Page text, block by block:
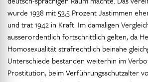
wurde 1938 mit 53,5 Prozent Jastimmen
und trat 1942 in Kraft. Im damaligen
ausserordentlich fortschrittlich gelten, da
Homosexualität strafrechtlich beinahe
Unterschiede bestanden weiterhin im
Prostitution, beim Verführungsschutzalter